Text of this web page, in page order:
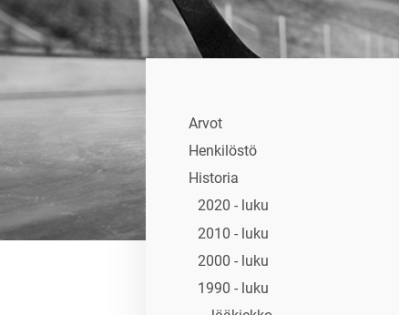
Arvot
Henkilöstö
Historia
2020 - luku
2010 - luku
2000 - luku
1990 - luku